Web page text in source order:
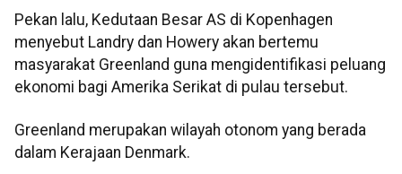
Pekan lalu, Kedutaan Besar AS di Kopenhagen
menyebut Landry dan Howery akan bertemu
masyarakat Greenland guna mengidentifikasi peluang
ekonomi bagi Amerika Serikat di pulau tersebut.
Greenland merupakan wilayah otonom yang berada
dalam Kerajaan Denmark.